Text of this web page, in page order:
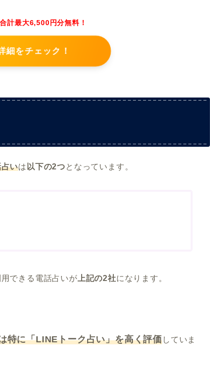
計最大6,500円分無料！
細をチェック！
いは 以下の2つとなっています。
できる電話占いが 上記の2社になります。
特に「LINEトーク占い」を高く評価していま